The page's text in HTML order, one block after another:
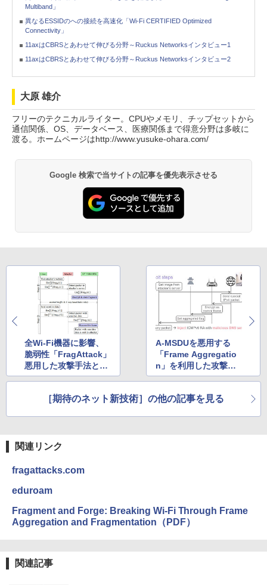
Multiband」
異なるESSIDのへの接続を高速化「Wi-Fi CERTIFIED Optimized
Connectivity」
11axはCBRSとあわせて伸びる分野～Ruckus Networksインタビュー1
11axはCBRSとあわせて伸びる分野～Ruckus Networksインタビュー2
大原 雄介
フリーのテクニカルライター。CPUやメモリ、チップセットから
通信関係、OS、データベース、医療関係まで得意分野は多岐に
渡る。ホームページはhttp://www.yusuke-ohara.com/
Google 検索で当サイトの記事を優先表示させる
全Wi-Fi機器に影響、
脆弱性「FragAttack」
悪用した攻撃手法と
は？
A-MSDUを悪用する
「Frame Aggregatio
n」を利用した攻撃の
流れ
［期待のネット新技術］の他の記事を見る
関連リンク
fragattacks.com
eduroam
Fragment and Forge: Breaking Wi-Fi Through Frame
Aggregation and Fragmentation（PDF）
関連記事